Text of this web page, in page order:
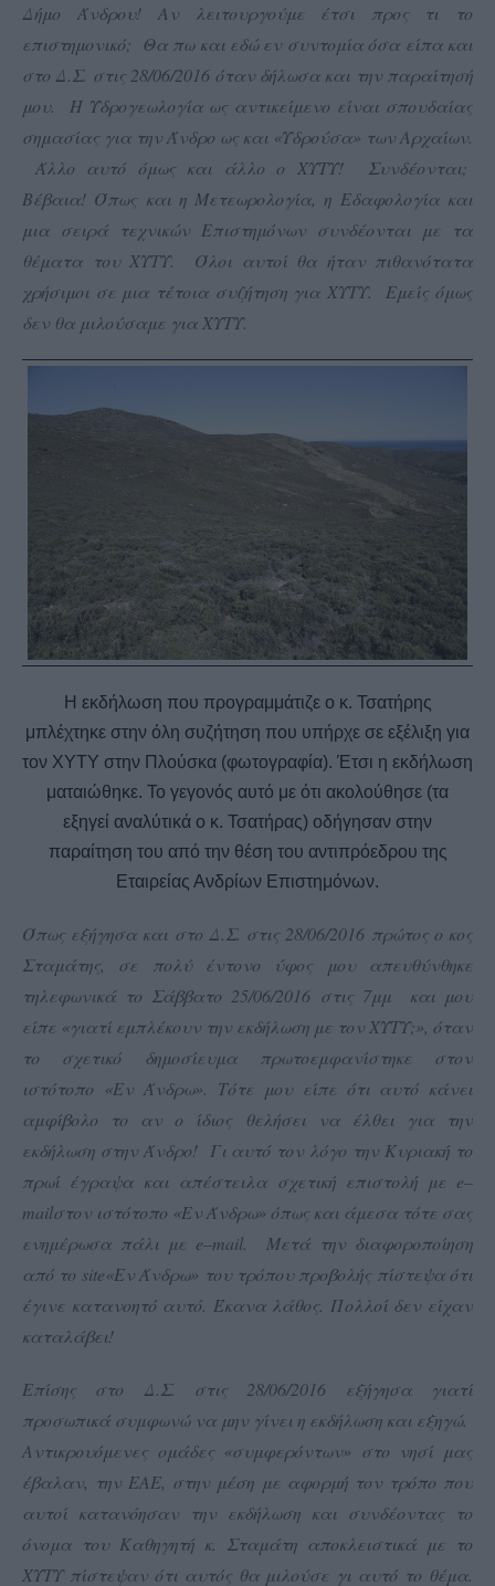
Δήμο Άνδρου!Αν λειτουργούμε έτσι προς τι το
επιστημονικό; Θα πω και εδώ εν συντομία όσα είπα και
στο Δ.Σ. στις 28/06/2016 όταν δήλωσα και την παραίτησή
μου. Η Υδρογεωλογία ως αντικείμενο είναι σπουδαίας
σημασίας για την Άνδρο ως και «Υδρούσα» των Αρχαίων.
Άλλο αυτό όμως και άλλο ο ΧΥΤΥ! Συνδέονται;
Βέβαια! Όπως και η Μετεωρολογία, η Εδαφολογία και
μια σειρά τεχνικών Επιστημόνων συνδέονται με τα
θέματα του ΧΥΤΥ. Όλοι αυτοί θα ήταν πιθανότατα
χρήσιμοι σε μια τέτοια συζήτηση για ΧΥΤΥ. Εμείς όμως
δεν θα μιλούσαμε για ΧΥΤΥ.
Η εκδήλωση που προγραμμάτιζε ο κ. Τσατήρης
μπλέχτηκε στην όλη συζήτηση που υπήρχε σε εξέλιξη για
τον ΧΥΤΥ στην Πλούσκα (φωτογραφία). Έτσι η εκδήλωση
ματαιώθηκε. Το γεγονός αυτό με ότι ακολούθησε (τα
εξηγεί αναλύτικά ο κ. Τσατήρας) οδήγησαν στην
παραίτηση του από την θέση του αντιπρόεδρου της
Εταιρείας Ανδρίων Επιστημόνων.
Όπως εξήγησα και στο Δ.Σ. στις 28/06/2016 πρώτος ο κος
Σταμάτης, σε πολύ έντονο ύφος μου απευθύνθηκε
τηλεφωνικά το Σάββατο 25/06/2016 στις 7μμ και μου
είπε «γιατί εμπλέκουν την εκδήλωση με τον ΧΥΤΥ;», όταν
το σχετικό δημοσίευμα πρωτοεμφανίστηκε στον
ιστότοπο «Εν Άνδρω». Τότε μου είπε ότι αυτό κάνει
αμφίβολο το αν ο ίδιος θελήσει να έλθει για την
εκδήλωση στην Άνδρο! Γι αυτό τον λόγο την Κυριακή το
πρωί έγραψα και απέστειλα σχετική επιστολή με e–
mailστον ιστότοπο «Εν Άνδρω» όπως και άμεσα τότε σας
ενημέρωσα πάλι με e–mail. Μετά την διαφοροποίηση
από το site«Εν Άνδρω» του τρόπου προβολής πίστεψα ότι
έγινε κατανοητό αυτό. Έκανα λάθος. Πολλοί δεν είχαν
καταλάβει!
Επίσης στο Δ.Σ. στις 28/06/2016 εξήγησα γιατί
προσωπικά συμφωνώ να μην γίνει η εκδήλωση και εξηγώ.
Αντικρουόμενες ομάδες «συμφερόντων» στο νησί μας
έβαλαν, την ΕΑΕ, στην μέση με αφορμή τον τρόπο που
αυτοί κατανόησαν την εκδήλωση και συνδέοντας το
όνομα του Καθηγητή κ. Σταμάτη αποκλειστικά με το
ΧΥΤΥ πίστεψαν ότι αυτός θα μιλούσε γι αυτό το θέμα.